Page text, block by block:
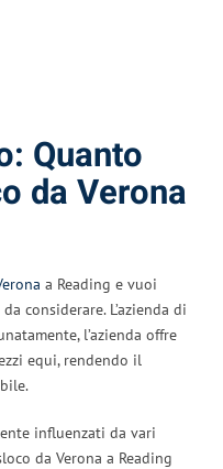
Quanto
da Verona
a Reading e vuoi
considerare. L’azienda di
l’azienda offre
equi, rendendo il
influenzati da vari
da Verona a Reading